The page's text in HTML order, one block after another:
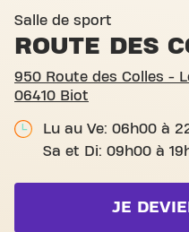
Salle de sport
ROUTE DES
950 Route des Colles -
06410 Biot
Lu au Ve: 06h00 à
Sa et Di: 09h00 à
JE